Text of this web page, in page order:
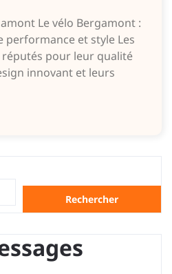
Le vélo Bergamont :
performance et style Les
pour leur qualité
innovant et leurs
Rechercher